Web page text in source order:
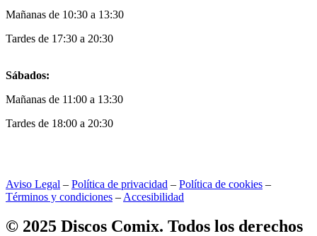
Mañanas de 10:30 a 13:30
Tardes de 17:30 a 20:30
Sábados:
Mañanas de 11:00 a 13:30
Tardes de 18:00 a 20:30
Aviso Legal – Política de privacidad – Política de cookies –
Términos y condiciones – Accesibilidad
© 2025 Discos Comix. Todos los derechos